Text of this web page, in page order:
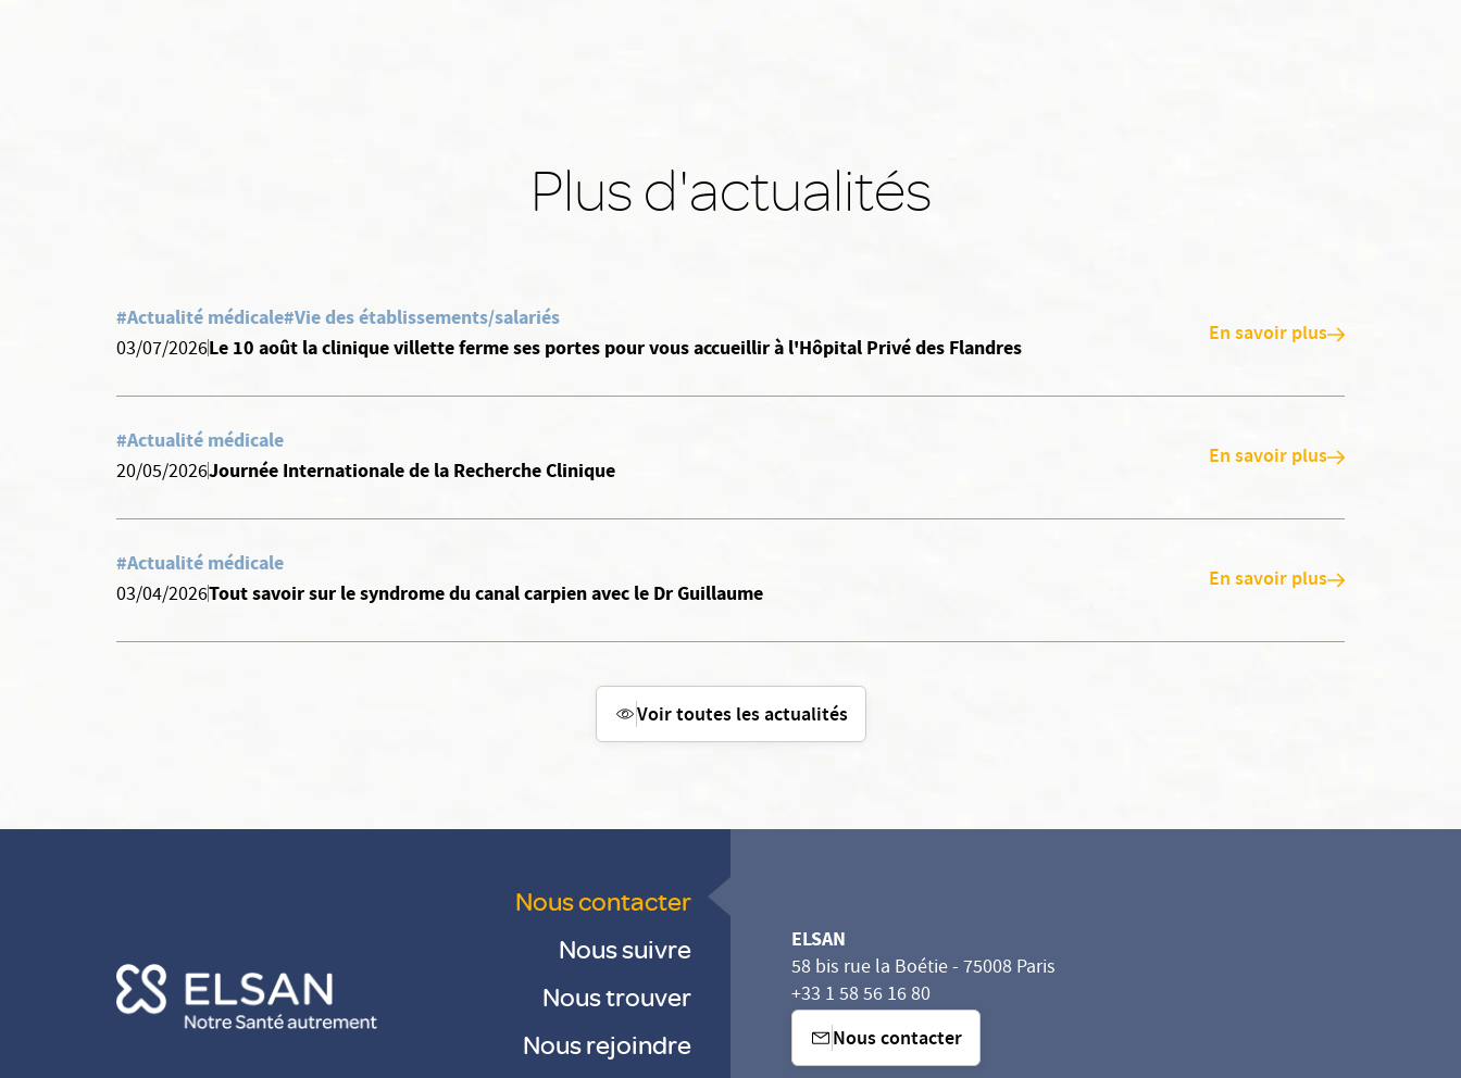
fonctionnement, à en mesurer la fréquentation et, avec votre
Pour modifier vos préférences par la suite, cliquez sur le lien
'Préférences de cookies' situé dans le pied de page.
Consentements certifiés par
Plus d'actualités
#Actualité médicale#Vie des établissements/salariés
03/07/2026Le 10 août la clinique villette ferme ses portes pour vous accueillir à l'Hôpital Privé des Flandres En savoir plus
#Actualité médicale
20/05/2026Journée Internationale de la Recherche Clinique En savoir plus
#Actualité médicale
03/04/2026Tout savoir sur le syndrome du canal carpien avec le Dr Guillaume En savoir plus
Voir toutes les actualités
Nous contacter
Nous suivre
Nous trouver
Nous rejoindre
ELSAN
58 bis rue la Boétie - 75008 Paris
+33 1 58 56 16 80
Nous contacter